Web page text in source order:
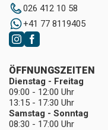
026 412 10 58
+41 77 8119405
ÖFFNUNGSZEITEN
Dienstag - Freitag
09:00 - 12:00 Uhr
13:15 - 17:30 Uhr
Samstag - Sonntag
08:30 - 17:00 Uhr